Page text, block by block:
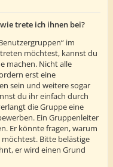
trete ich ihnen bei?
im
möchtest, kannst du
machen. Nicht alle
erst eine
sein und weitere sogar
du ihr einfach durch
die Gruppe eine
Ein Gruppenleiter
Er könnte fragen, warum
Bitte belästige
er wird einen Grund